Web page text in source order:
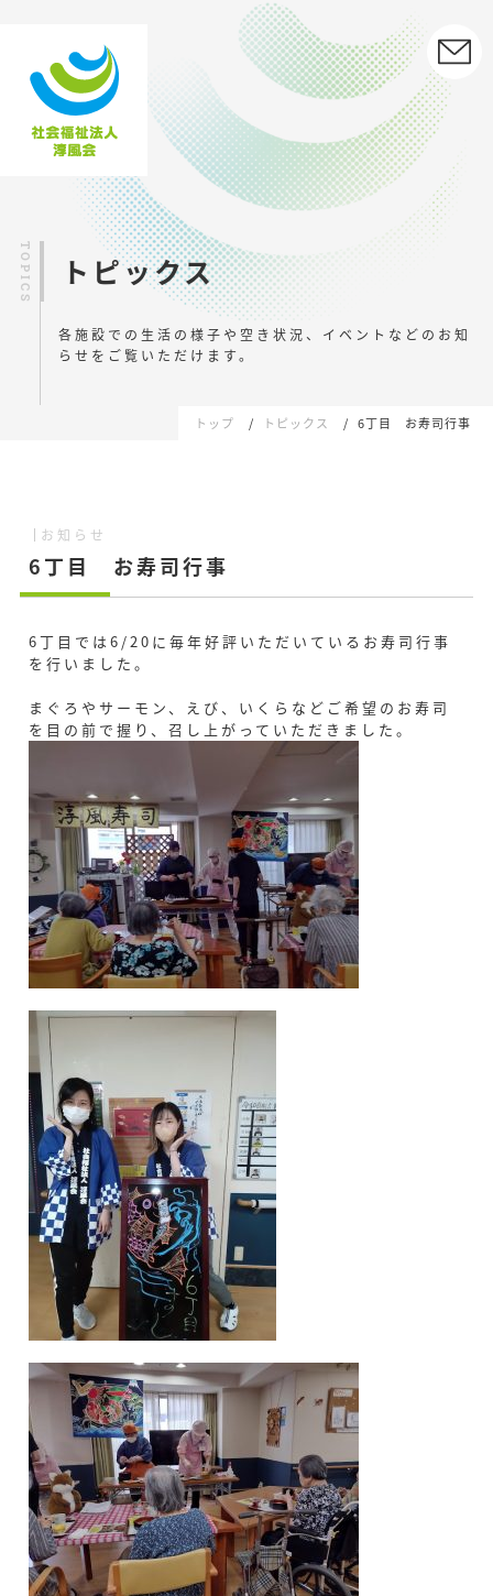
トピックス
各施設での生活の様子や空き状況、イベントなどの お知
らせをご覧いただけます。
トップ トピックス 6丁目 お寿司行事
お知らせ
6丁目 お寿司行事
6丁目では6/20に毎年好評いただいているお寿司行事
を行いました。
まぐろやサーモン、えび、いくらなどご希望のお寿司
を目の前で握り、召し上がっていただきました。